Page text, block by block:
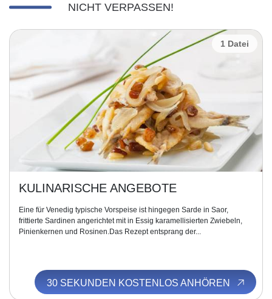
NICHT VERPASSEN!
1 Datei
KULINARISCHE ANGEBOTE
Eine für Venedig typische Vorspeise ist hingegen Sarde in Saor,
frittierte Sardinen angerichtet mit in Essig karamellisierten Zwiebeln,
Pinienkernen und Rosinen.Das Rezept entsprang der...
30 SEKUNDEN KOSTENLOS ANHÖREN